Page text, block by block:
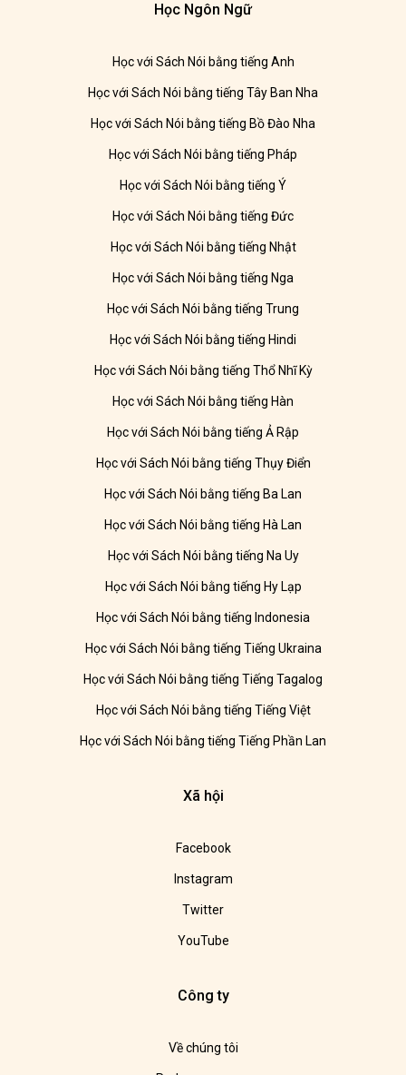
Học Ngôn Ngữ
Học với Sách Nói bằng tiếng Anh
Học với Sách Nói bằng tiếng Tây Ban Nha
Học với Sách Nói bằng tiếng Bồ Đào Nha
Học với Sách Nói bằng tiếng Pháp
Học với Sách Nói bằng tiếng Ý
Học với Sách Nói bằng tiếng Đức
Học với Sách Nói bằng tiếng Nhật
Học với Sách Nói bằng tiếng Nga
Học với Sách Nói bằng tiếng Trung
Học với Sách Nói bằng tiếng Hindi
Học với Sách Nói bằng tiếng Thổ Nhĩ Kỳ
Học với Sách Nói bằng tiếng Hàn
Học với Sách Nói bằng tiếng Ả Rập
Học với Sách Nói bằng tiếng Thụy Điển
Học với Sách Nói bằng tiếng Ba Lan
Học với Sách Nói bằng tiếng Hà Lan
Học với Sách Nói bằng tiếng Na Uy
Học với Sách Nói bằng tiếng Hy Lạp
Học với Sách Nói bằng tiếng Indonesia
Học với Sách Nói bằng tiếng Tiếng Ukraina
Học với Sách Nói bằng tiếng Tiếng Tagalog
Học với Sách Nói bằng tiếng Tiếng Việt
Học với Sách Nói bằng tiếng Tiếng Phần Lan
Xã hội
Facebook
Instagram
Twitter
YouTube
Công ty
Về chúng tôi